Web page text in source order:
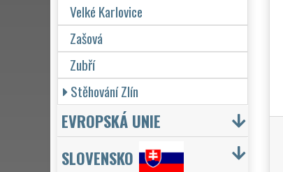
Velké Karlovice
Zašová
Zubří
Stěhování Zlín
EVROPSKÁ UNIE
SLOVENSKO